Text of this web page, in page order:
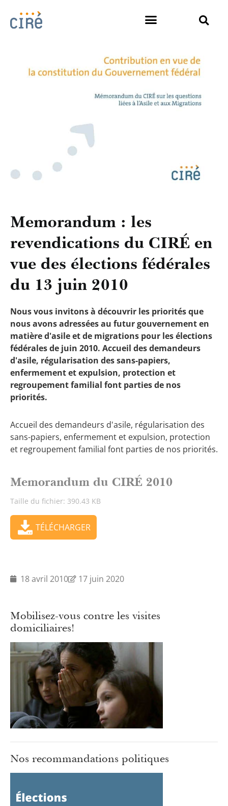
Memorandum : les
revendications du CIRÉ en
vue des élections fédérales
du 13 juin 2010
Nous vous invitons à découvrir les priorités que
nous avons adressées au futur gouvernement en
matière d'asile et de migrations pour les élections
fédérales de juin 2010. Accueil des demandeurs
d'asile, régularisation des sans-papiers,
enfermement et expulsion, protection et
regroupement familial font parties de nos
priorités.
Accueil des demandeurs d'asile, régularisation des
sans-papiers, enfermement et expulsion, protection
et regroupement familial font parties de nos priorités.
Memorandum du CIRÉ 2010
Taille du fichier: 390.43 KB
TÉLÉCHARGER
18 avril 2010 17 juin 2020
Mobilisez-vous contre les visites
domiciliaires!
Nos recommandations politiques